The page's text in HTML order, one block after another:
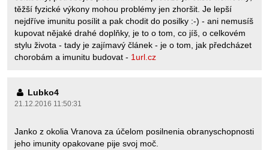
těžší fyzické výkony mohou problémy jen zhoršit. Je lepší
nejdříve imunitu posílit a pak chodit do posilky :-) - ani nemusíš
kupovat nějaké drahé doplňky, je to o tom, co jíš, o celkovém
stylu života - tady je zajímavý článek - je o tom, jak předcházet
chorobám a imunitu budovat - 1url.cz
Lubko4
21.12.2016 11:50:31
Janko z okolia Vranova za účelom posilnenia obranyschopnosti
jeho imunity opakovane pije svoj moč.